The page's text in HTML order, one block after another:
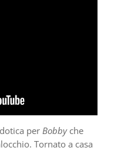
perBobbyche
Tornato a casa